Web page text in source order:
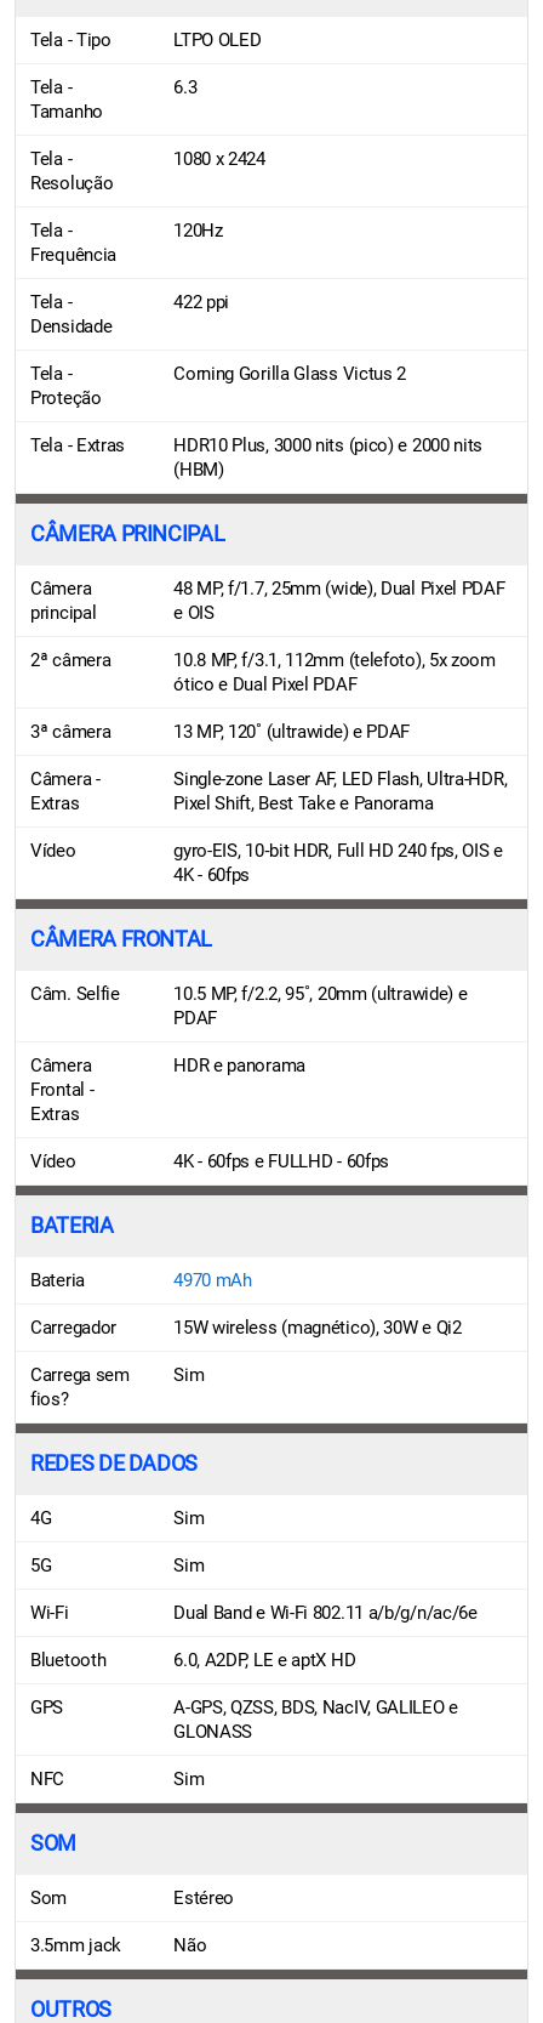
Tela - Tipo LTPO OLED
Tela -
Tamanho
6.3
Tela -
Resolução
1080 x 2424
Tela -
Frequência
120Hz
Tela -
Densidade
422 ppi
Tela -
Proteção
Corning Gorilla Glass Victus 2
Tela - Extras
HDR10 Plus, 3000 nits (pico) e 2000 nits
(HBM)
CÂMERA PRINCIPAL
Câmera
principal
48 MP, f/1.7, 25mm (wide), Dual Pixel PDAF
e OIS
2ª câmera
10.8 MP, f/3.1, 112mm (telefoto), 5x zoom
ótico e Dual Pixel PDAF
3ª câmera 13 MP, 120˚ (ultrawide) e PDAF
Câmera -
Extras
Single-zone Laser AF, LED Flash, Ultra-HDR,
Pixel Shift, Best Take e Panorama
Vídeo
gyro-EIS, 10‑bit HDR, Full HD 240 fps, OIS e
4K - 60fps
CÂMERA FRONTAL
Câm. Selfie
10.5 MP, f/2.2, 95˚, 20mm (ultrawide) e
PDAF
Câmera
Frontal -
Extras
HDR e panorama
Vídeo 4K - 60fps e FULLHD - 60fps
BATERIA
Bateria 4970 mAh
Carregador 15W wireless (magnético), 30W e Qi2
Carrega sem
fios?
Sim
REDES DE DADOS
4G Sim
5G Sim
Wi-Fi Dual Band e Wi-Fi 802.11 a/b/g/n/ac/6e
Bluetooth 6.0, A2DP, LE e aptX HD
GPS
A-GPS, QZSS, BDS, NacIV, GALILEO e
GLONASS
NFC Sim
SOM
Som Estéreo
3.5mm jack Não
OUTROS